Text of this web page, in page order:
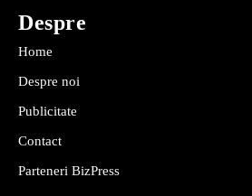
Despre
Home
Despre noi
Publicitate
Contact
Parteneri BizPress